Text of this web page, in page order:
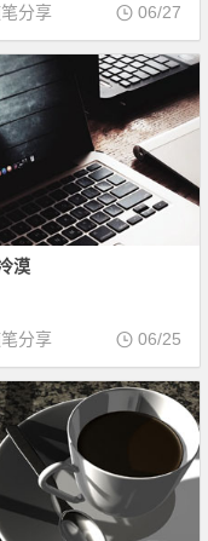
分享 06/27
漠
分享 06/25